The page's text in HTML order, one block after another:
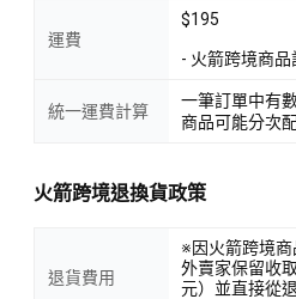
運費
$195
- 火箭跨境商
統一運費計算
一筆訂單中有
商品可能分次
火箭跨境退換貨政策
退貨費用
※因火箭跨境
外賣家保留收
元）並直接從